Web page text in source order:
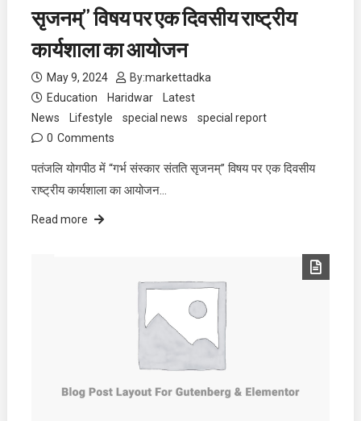
सृजनम्” विषय पर एक दिवसीय राष्ट्रीय
कार्यशाला का आयोजन
May 9, 2024 By:markettadka
Education
Haridwar
Latest
News
Lifestyle special news
special report
0 Comments
पतंजलि योगपीठ में “गर्भ संस्कार संतति सृजनम्” विषय पर एक दिवसीय
राष्ट्रीय कार्यशाला का आयोजन…
Read more